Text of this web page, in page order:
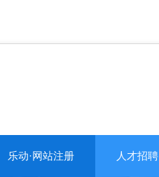
乐动·网站注册 人才招聘